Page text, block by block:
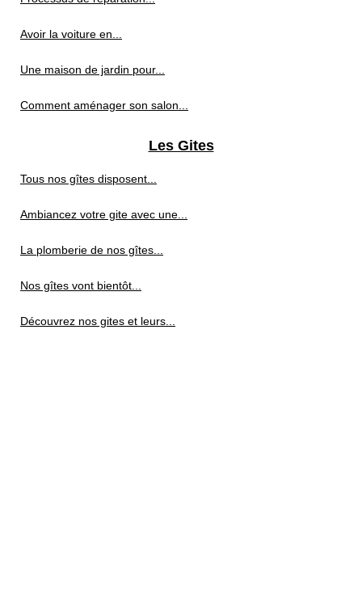
Avoir la voiture en...
Une maison de jardin pour...
Comment aménager son salon...
Les Gites
Tous nos gîtes disposent...
Ambiancez votre gite avec une...
La plomberie de nos gîtes...
Nos gîtes vont bientôt...
Découvrez nos gites et leurs...